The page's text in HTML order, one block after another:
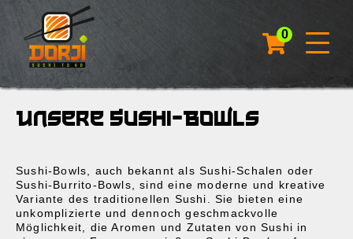
0
Unsere Sushi-Bowls
Sushi-Bowls, auch bekannt als Sushi-Schalen oder
Sushi-Burrito-Bowls, sind eine moderne und kreative
Variante des traditionellen Sushi. Sie bieten eine
unkomplizierte und dennoch geschmackvolle
Möglichkeit, die Aromen und Zutaten von Sushi in